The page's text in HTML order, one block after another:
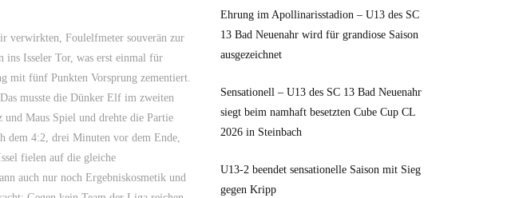
verwirkten, Foulelfmeter souverän zur
ins Isseler Tor, was erst einmal für
mit fünf Punkten Vorsprung zementiert.
musste die Dünker Elf im zweiten
Maus Spiel und drehte die Partie
dem 4:2, drei Minuten vor dem Ende,
fielen auf die gleiche
auch nur noch Ergebniskosmetik und
Ehrung im Apollinarisstadion – U13 des SC
13 Bad Neuenahr wird für grandiose Saison
ausgezeichnet
Sensationell – U13 des SC 13 Bad Neuenahr
siegt beim namhaft besetzten Cube Cup CL
2026 in Steinbach
U13-2 beendet sensationelle Saison mit Sieg
gegen Kripp